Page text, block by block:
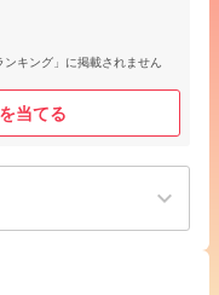
キング」に掲載されません
当てる
keyboard_arrow_down